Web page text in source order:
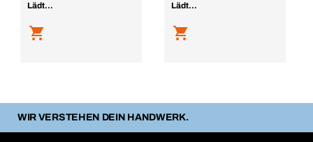
Lädt... Lädt...
WIR VERSTEHEN DEIN HANDWERK.